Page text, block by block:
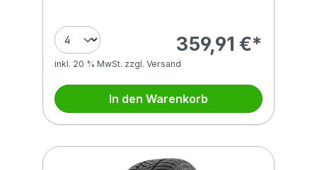
359,91 €*
inkl. 20 % MwSt. zzgl. Versand
In den Warenkorb